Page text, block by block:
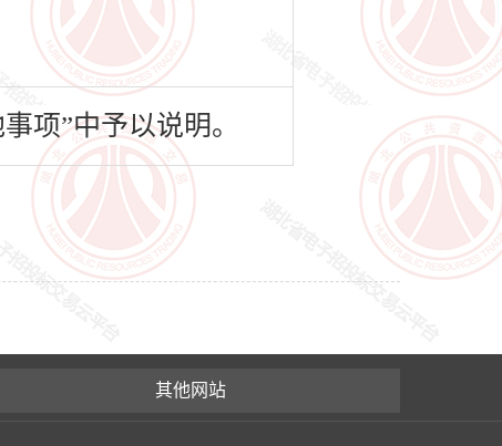
项”中予以说明。
其他网站